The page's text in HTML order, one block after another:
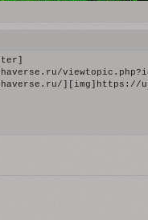
][img]https://